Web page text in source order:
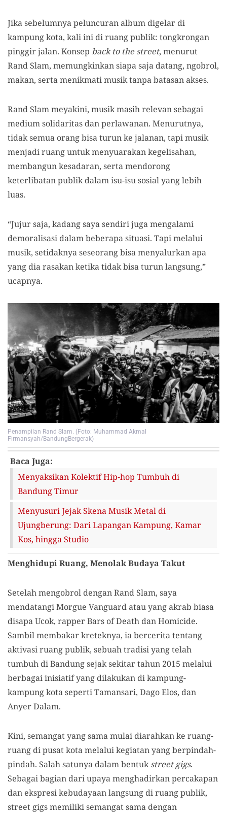
Jika sebelumnya peluncuran album digelar di
kampung kota, kali ini di ruang publik: tongkrongan
pinggir jalan. Konsep back to the street, menurut
Rand Slam, memungkinkan siapa saja datang, ngobrol,
makan, serta menikmati musik tanpa batasan akses.
Rand Slam meyakini, musik masih relevan sebagai
medium solidaritas dan perlawanan. Menurutnya,
tidak semua orang bisa turun ke jalanan, tapi musik
menjadi ruang untuk menyuarakan kegelisahan,
membangun kesadaran, serta mendorong
keterlibatan publik dalam isu-isu sosial yang lebih
luas.
“Jujur saja, kadang saya sendiri juga mengalami
demoralisasi dalam beberapa situasi. Tapi melalui
musik, setidaknya seseorang bisa menyalurkan apa
yang dia rasakan ketika tidak bisa turun langsung,”
ucapnya.
Penampilan Rand Slam. (Foto: Muhammad Akmal
Firmansyah/BandungBergerak)
Baca Juga:
Menyaksikan Kolektif Hip-hop Tumbuh di
Bandung Timur
Menyusuri Jejak Skena Musik Metal di
Ujungberung: Dari Lapangan Kampung, Kamar
Kos, hingga Studio
Menghidupi Ruang, Menolak Budaya Takut
Setelah mengobrol dengan Rand Slam, saya
mendatangi Morgue Vanguard atau yang akrab biasa
disapa Ucok, rapper Bars of Death dan Homicide.
Sambil membakar kreteknya, ia bercerita tentang
aktivasi ruang publik, sebuah tradisi yang telah
tumbuh di Bandung sejak sekitar tahun 2015 melalui
berbagai inisiatif yang dilakukan di kampung-
kampung kota seperti Tamansari, Dago Elos, dan
Anyer Dalam.
Kini, semangat yang sama mulai diarahkan ke ruang-
ruang di pusat kota melalui kegiatan yang berpindah-
pindah. Salah satunya dalam bentukstreet gigs.
Sebagai bagian dari upaya menghadirkan percakapan
dan ekspresi kebudayaan langsung di ruang publik,
street gigs memiliki semangat sama dengan